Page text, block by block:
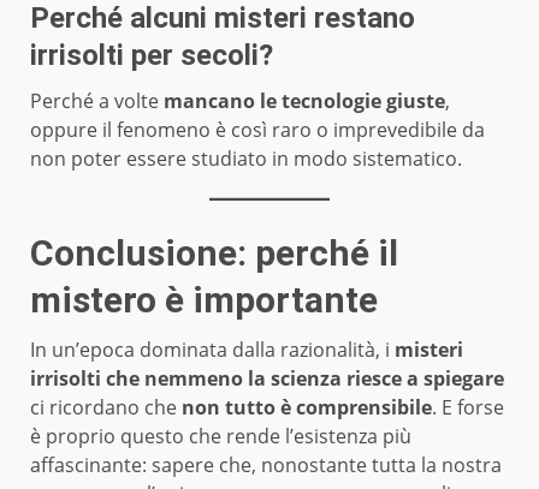
Perché alcuni misteri restano
irrisolti per secoli?
Perché a volte mancano le tecnologie giuste,
oppure il fenomeno è così raro o imprevedibile da
non poter essere studiato in modo sistematico.
Conclusione: perché il
mistero è importante
In un’epoca dominata dalla razionalità, i misteri
irrisolti che nemmeno la scienza riesce a spiegare
ci ricordano che non tutto è comprensibile. E forse
è proprio questo che rende l’esistenza più
affascinante: sapere che, nonostante tutta la nostra